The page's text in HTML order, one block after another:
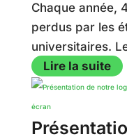
Chaque année,
perdus par les
universitaires.
Lire la suite